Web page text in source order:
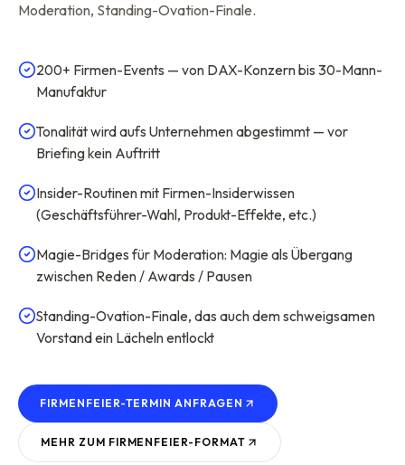
Moderation, Standing-Ovation-Finale.
200+ Firmen-Events — von DAX-Konzern bis 30-Mann-
Manufaktur
Tonalität wird aufs Unternehmen abgestimmt — vor
Briefing kein Auftritt
Insider-Routinen mit Firmen-Insiderwissen
(Geschäftsführer-Wahl, Produkt-Effekte, etc.)
Magie-Bridges für Moderation: Magie als Übergang
zwischen Reden / Awards / Pausen
Standing-Ovation-Finale, das auch dem schweigsamen
Vorstand ein Lächeln entlockt
FIRMENFEIER-TERMIN ANFRAGEN
MEHR ZUM FIRMENFEIER-FORMAT